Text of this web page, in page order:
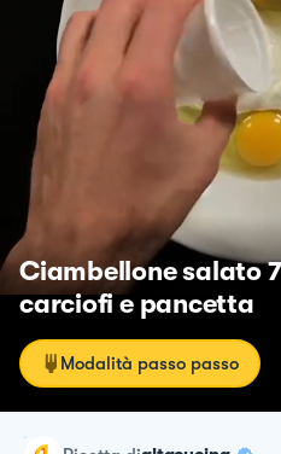
Ciambellone salato
carciofi e pancetta
Modalità passo passo